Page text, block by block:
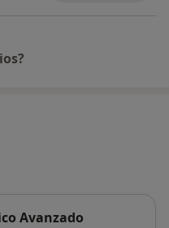
Avanzado